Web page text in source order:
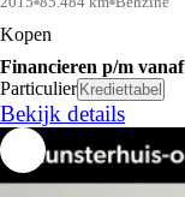
Kopen
Financieren p/m vanaf
Particulier Krediettabel
Bekijk details